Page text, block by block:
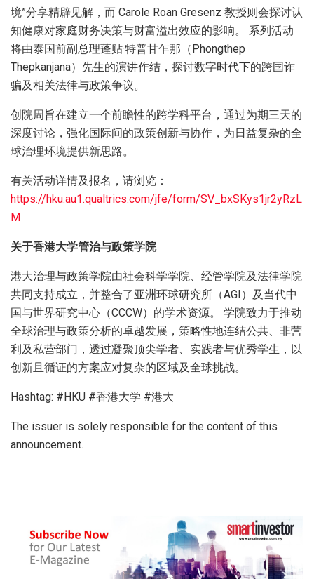
境”分享精辟见解，而 Carole Roan Gresenz 教授则会探讨认
知健康对家庭财务决策与财富溢出效应的影响。 系列活动
将由泰国前副总理蓬贴·特普甘乍那（Phongthep
Thepkanjana）先生的演讲作结，探讨数字时代下的跨国诈
骗及相关法律与政策争议。
创院周旨在建立一个前瞻性的跨学科平台，通过为期三天的
深度讨论，强化国际间的政策创新与协作，为日益复杂的全
球治理环境提供新思路。
有关活动详情及报名，请浏览：
https://hku.au1.qualtrics.com/jfe/form/SV_bxSKys1jr2yRzL
M
关于香港大学管治与政策学院
港大治理与政策学院由社会科学学院、经管学院及法律学院
共同支持成立，并整合了亚洲环球研究所（AGI）及当代中
国与世界研究中心（CCCW）的学术资源。 学院致力于推动
全球治理与政策分析的卓越发展，策略性地连结公共、非营
利及私营部门，透过凝聚顶尖学者、实践者与优秀学生，以
创新且循证的方案应对复杂的区域及全球挑战。
Hashtag: #HKU #香港大学 #港大
The issuer is solely responsible for the content of this
announcement.